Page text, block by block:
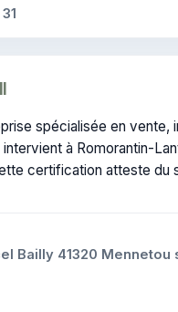
spécialisée en vente,
à Romorantin-
certification atteste du
Bailly 41320 Mennetou